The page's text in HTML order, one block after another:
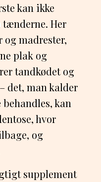
kan ikke
Her
madrester,
plak og
tandkødet og
det, man kalder
kan
hvor
og
supplement